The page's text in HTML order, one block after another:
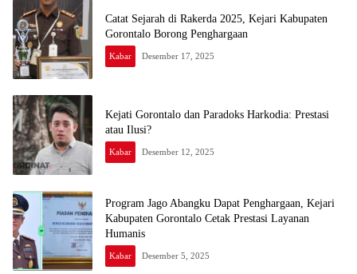
Catat Sejarah di Rakerda 2025, Kejari Kabupaten
Gorontalo Borong Penghargaan
Kabar Desember 17, 2025
Kejati Gorontalo dan Paradoks Harkodia: Prestasi
atau Ilusi?
Kabar Desember 12, 2025
Program Jago Abangku Dapat Penghargaan, Kejari
Kabupaten Gorontalo Cetak Prestasi Layanan
Humanis
Kabar Desember 5, 2025